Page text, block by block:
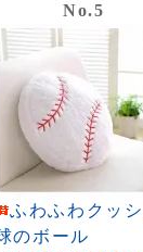
No.5
ふわふわクッ
のボール